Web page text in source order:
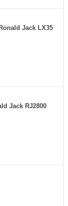
Jack LX35
Jack RJ2800